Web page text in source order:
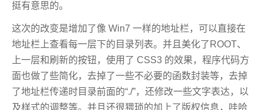
挺有意思的。
这次的改变是增加了像 Win7 一样的地址栏，可以直接在
地址栏上查看每一层下的目录列表。并且美化了ROOT、
上一层和刷新的按钮，使用了 CSS3 的效果，程序代码方
面也做了些简化，去掉了一些不必要的函数封装等，去掉
了地址栏传递时目录前面的“./”，还修改一些文字表达，以
及样式的调整等。并且还很猥琐的加上了版权信息，哇哈